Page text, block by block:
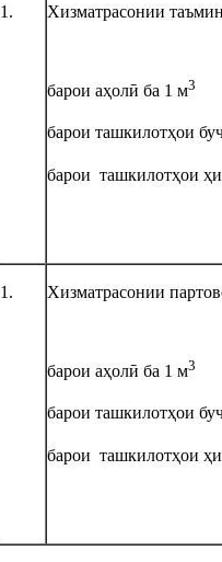
1. Хизматрасонии
барои аҳолӣ ба 1 м3
барои ташкилотҳои
барои ташкилотҳои
1. Хизматрасонии
барои аҳолӣ ба 1 м3
барои ташкилотҳои
барои ташкилотҳои